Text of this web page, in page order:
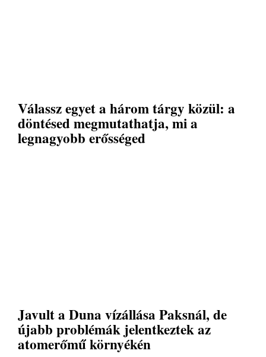
Válassz egyet a három tárgy közül: a
döntésed megmutathatja, mi a
legnagyobb erősséged
Javult a Duna vízállása Paksnál, de
újabb problémák jelentkeztek az
atomerőmű környékén